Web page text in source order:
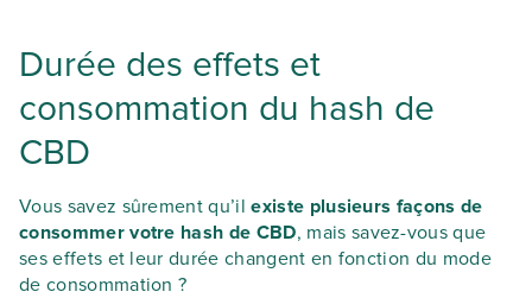
Durée des effets et
consommation du hash de
CBD
Vous savez sûrement qu’ilexiste plusieurs façons de
consommer votre hash de CBD, mais savez-vous que
ses effets et leur durée changent en fonction du mode
de consommation ?